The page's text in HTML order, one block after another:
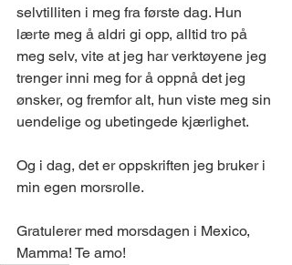
selvtilliten i meg fra første dag. Hun
lærte meg å aldri gi opp, alltid tro på
meg selv, vite at jeg har verktøyene jeg
trenger inni meg for å oppnå det jeg
ønsker, og fremfor alt, hun viste meg sin
uendelige og ubetingede kjærlighet.
Og i dag, det er oppskriften jeg bruker i
min egen morsrolle.
Gratulerer med morsdagen i Mexico,
Mamma! Te amo!